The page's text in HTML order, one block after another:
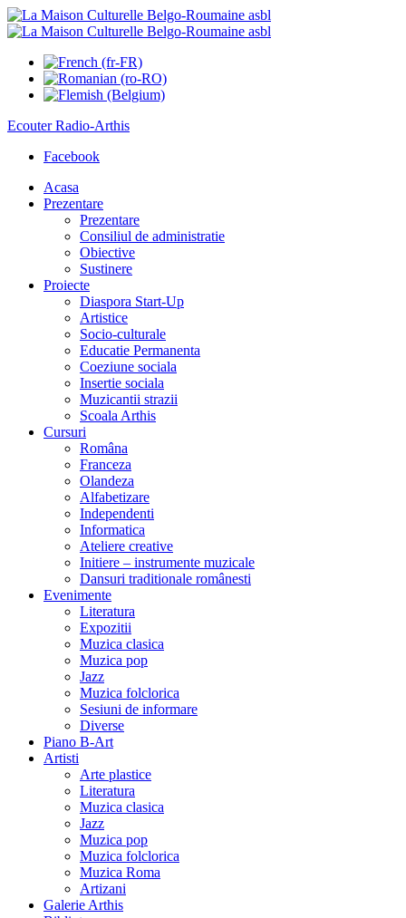
EcouterRadio-Arthis
Facebook
Acasa
Prezentare
Prezentare
Consiliul de administratie
Obiective
Sustinere
Proiecte
Diaspora Start-Up
Artistice
Socio-culturale
Educatie Permanenta
Coeziune sociala
Insertie sociala
Muzicantii strazii
Scoala Arthis
Cursuri
Româna
Franceza
Olandeza
Alfabetizare
Independenti
Informatica
Ateliere creative
Initiere – instrumente muzicale
Dansuri traditionale românesti
Evenimente
Literatura
Expozitii
Muzica clasica
Muzica pop
Jazz
Muzica folclorica
Sesiuni de informare
Diverse
Piano B-Art
Artisti
Arte plastice
Literatura
Muzica clasica
Jazz
Muzica pop
Muzica folclorica
Muzica Roma
Artizani
Galerie Arthis